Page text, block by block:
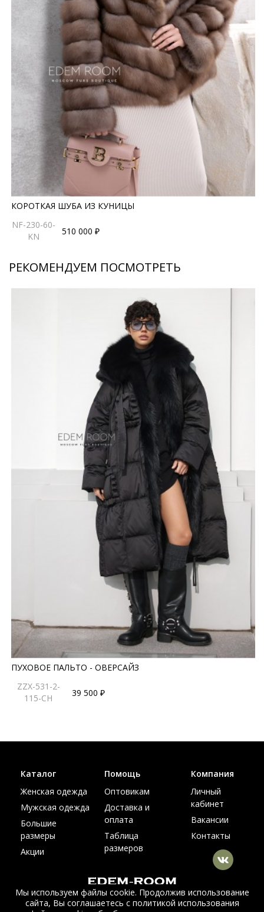
*описание несет информационный характер, состав и
правила ухода могут быть изменены производителем
КОРОТКАЯ ШУБА ИЗ КУНИЦЫ
NF-230-60-
KN
510 000 ₽
РЕКОМЕНДУЕМ ПОСМОТРЕТЬ
ПУХОВОЕ ПАЛЬТО - ОВЕРСАЙЗ
ZZX-531-2-
115-CH
39 500 ₽
© Интернет магазин верхней одежды из меха и кожи
Каталог
Женская одежда
Мужская одежда
Большие
размеры
Акции
Помощь
Оптовикам
Доставка и
оплата
Таблица
размеров
Компания
Личный
кабинет
Вакансии
Контакты
Мы используем файлы cookie. Продолжив использование
сайта, Вы соглашаетесь с политикой использования